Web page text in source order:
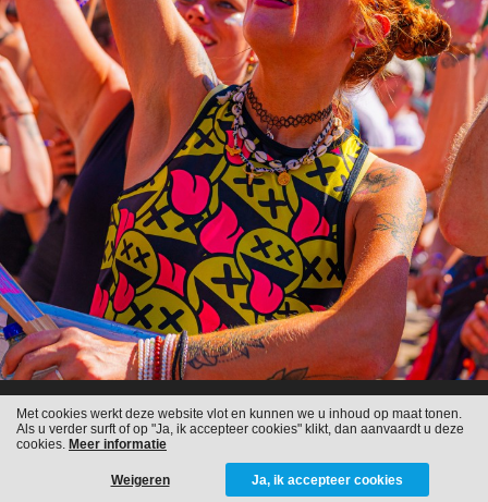
Met cookies werkt deze website vlot en kunnen we u inhoud op maat tonen.
Als u verder surft of op "Ja, ik accepteer cookies" klikt, dan aanvaardt u deze
cookies. Meer informatie
Weigeren Ja, ik accepteer cookies